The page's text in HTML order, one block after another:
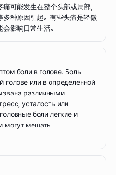
可能发生在整个头部或局部，
多种原因引起。有些头痛是轻微
影响日常生活。
боли в голове. Боль
или в определенной
различными
усталость или
боли легкие и
могут мешать